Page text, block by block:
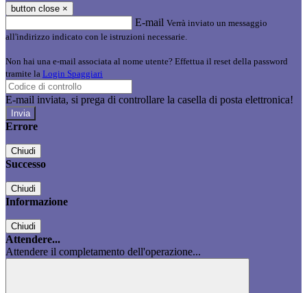
button close ×
E-mail Verrà inviato un messaggio
all'indirizzo indicato con le istruzioni necessarie.
Non hai una e-mail associata al nome utente? Effettua il reset della password
tramite la Login Spaggiari
E-mail inviata, si prega di controllare la casella di posta elettronica!
Errore
Chiudi
Successo
Chiudi
Informazione
Chiudi
Attendere...
Attendere il completamento dell'operazione...